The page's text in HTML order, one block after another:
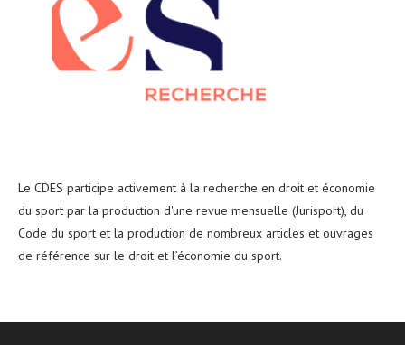
Le CDES participe activement à la recherche en droit et économie
du sport par la production d'une revue mensuelle (Jurisport), du
Code du sport et la production de nombreux articles et ouvrages
de référence sur le droit et l’économie du sport.